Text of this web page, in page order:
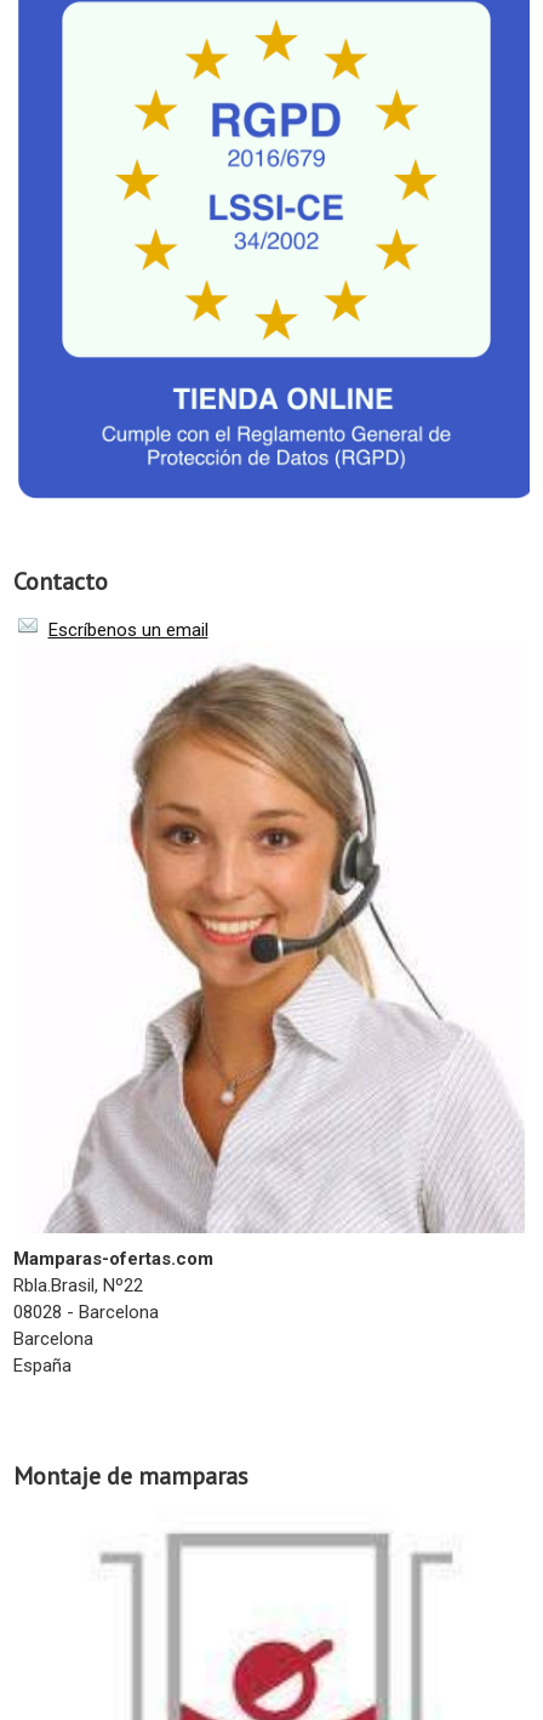
Contacto
Escríbenos un email
Mamparas-ofertas.com
Rbla.Brasil, Nº22
08028 - Barcelona
Barcelona
España
Montaje de mamparas